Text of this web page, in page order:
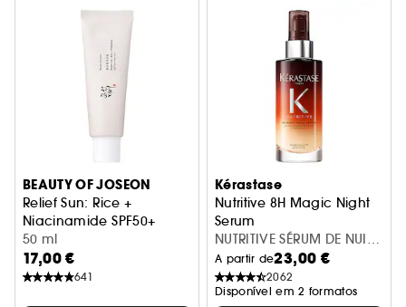
BEAUTY OF JOSEON
Relief Sun: Rice +
Niacinamide SPF50+
Protetor solar arroz e probióticos
50 ml
17,00 €
641
Kérastase
Nutritive 8H Magic Night
Serum
Sérum
NUTRITIVE SÉRUM DE NUIT
8H 90ML
A partir de23,00 €
2062
Disponível em 2 formatos